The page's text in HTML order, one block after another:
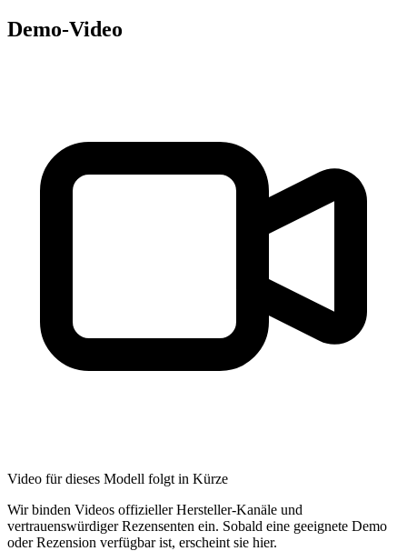
Demo-Video
Video für dieses Modell folgt in Kürze
Wir binden Videos offizieller Hersteller-Kanäle und
vertrauenswürdiger Rezensenten ein. Sobald eine geeignete Demo
oder Rezension verfügbar ist, erscheint sie hier.